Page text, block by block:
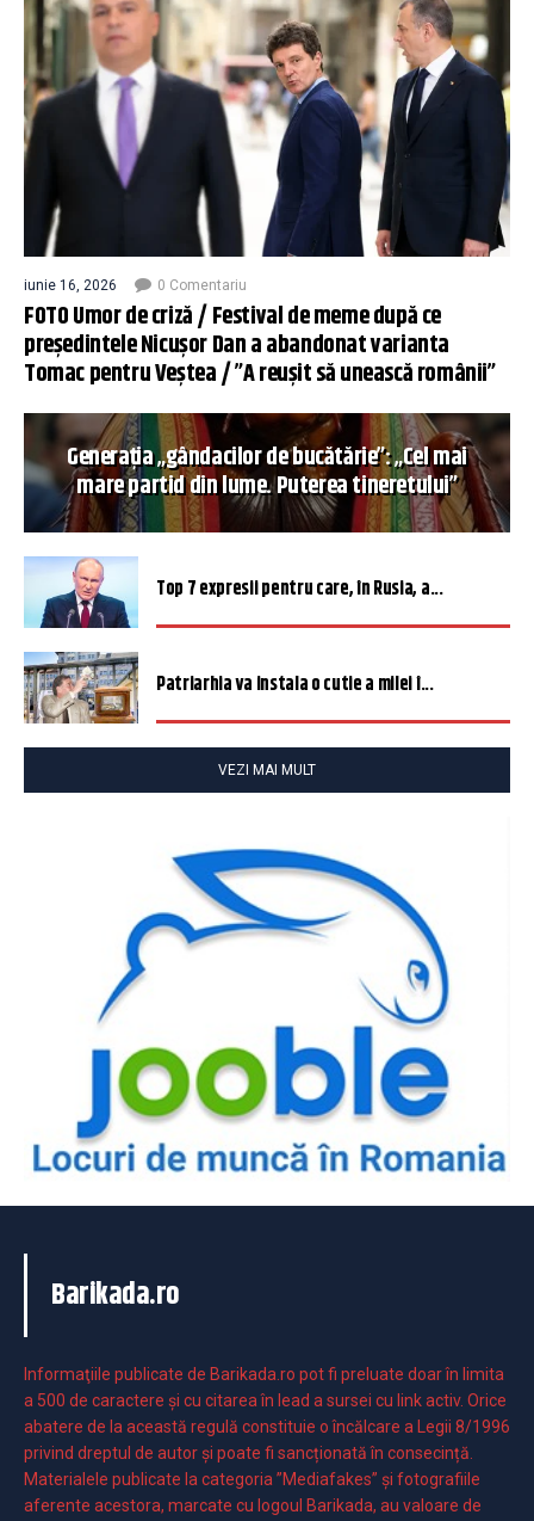
iunie 16, 2026 0 Comentariu
FOTO Umor de criză / Festival de meme după ce
președintele Nicușor Dan a abandonat varianta
Tomac pentru Veștea / ”A reușit să unească românii”
Generația „gândacilor de bucătărie”: „Cel mai
mare partid din lume. Puterea tineretului”
Top 7 expresii pentru care, în Rusia, a...
Patriarhia va instala o cutie a milei î...
VEZI MAI MULT
Barikada.ro
Informaţiile publicate de Barikada.ro pot fi preluate doar în limita
a 500 de caractere şi cu citarea în lead a sursei cu link activ. Orice
abatere de la această regulă constituie o încălcare a Legii 8/1996
privind dreptul de autor și poate fi sancționată în consecință.
Materialele publicate la categoria ”Mediafakes” și fotografiile
aferente acestora, marcate cu logoul Barikada, au valoare de